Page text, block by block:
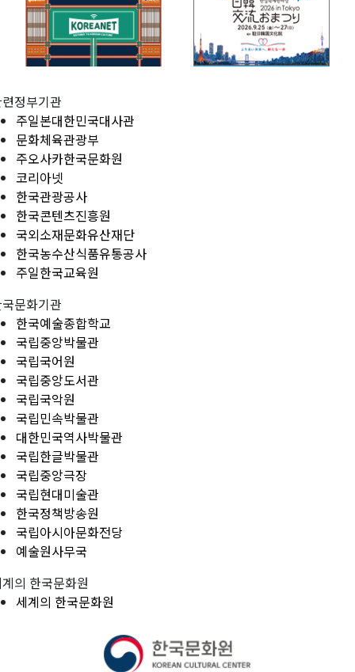
정부기관
주일본대한민국대사관
문화체육관광부
주오사카한국문화원
코리아넷
한국관광공사
한국콘텐츠진흥원
국외소재문화유산재단
한국농수산식품유통공사
주일한국교육원
문화기관
한국예술종합학교
국립중앙박물관
국립국어원
국립중앙도서관
국립국악원
국립민속박물관
대한민국역사박물관
국립한글박물관
국립중앙극장
국립현대미술관
한국정책방송원
국립아시아문화전당
예술원사무국
의 한국문화원
세계의 한국문화원